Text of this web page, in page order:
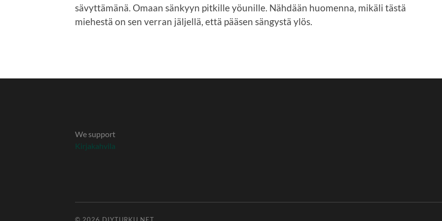
sävyttämänä. Omaan sänkyyn pitkille yöunille. Nähdään huomenna, mikäli tästä
miehestä on sen verran jäljellä, että pääsen sängystä ylös.
We support
Kirjakahvila
© 2026 DIYTURKU.NET